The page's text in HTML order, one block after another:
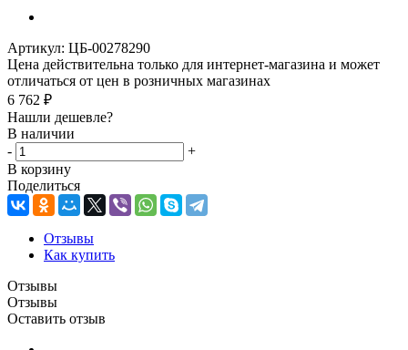
Артикул: ЦБ-00278290
Цена действительна только для интернет-магазина и может
отличаться от цен в розничных магазинах
6 762 ₽
Нашли дешевле?
В наличии
-
+
В корзину
Поделиться
Отзывы
Как купить
Отзывы
Отзывы
Оставить отзыв